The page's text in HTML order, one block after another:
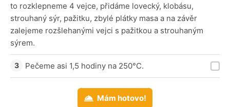
to rozklepneme 4 vejce, přidáme lovecký, klobásu,
strouhaný sýr, pažitku, zbylé plátky masa a na závěr
zalejeme rozšlehanými vejci s pažitkou a strouhaným
sýrem.
Pečeme asi 1,5 hodiny na 250°C.
Mám hotovo!